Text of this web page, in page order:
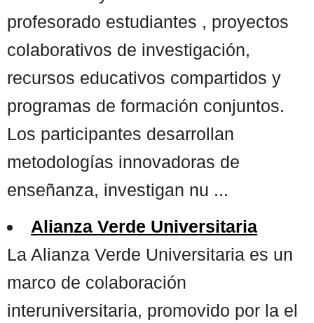
profesorado estudiantes , proyectos
colaborativos de investigación,
recursos educativos compartidos y
programas de formación conjuntos.
Los participantes desarrollan
metodologías innovadoras de
enseñanza, investigan nu ...
Alianza Verde Universitaria
La Alianza Verde Universitaria es un
marco de colaboración
interuniversitaria, promovido por la el